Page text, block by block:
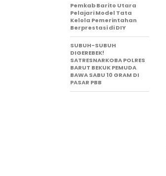
Pemkab Barito Utara
Pelajari Model Tata
Kelola Pemerintahan
Berprestasi di DIY
SUBUH-SUBUH
DIGEREBEK!
SATRESNARKOBA POLRES
BARUT BEKUK PEMUDA
BAWA SABU 10 GRAM DI
PASAR PBB